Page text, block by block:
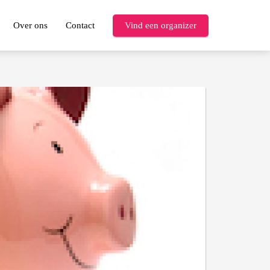
Over ons Contact Vind een organizer